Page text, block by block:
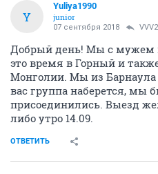
Y
Yuliya1990
junior
07 сентября 2018 VVV2
Добрый день! Мы с мужем
это время в Горный и
Монголии. Мы из
вас группа наберется, мы
присоединились. Выезд
либо утро 14.09.
ОТВЕТИТЬ